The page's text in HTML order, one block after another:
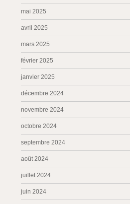
mai 2025
avril 2025
mars 2025
février 2025
janvier 2025
décembre 2024
novembre 2024
octobre 2024
septembre 2024
août 2024
juillet 2024
juin 2024